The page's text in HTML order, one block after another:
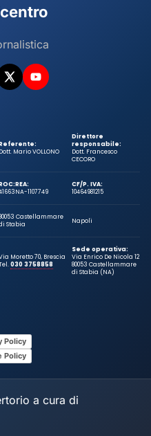
Dott. Mario VOLLONO
Direttore
responsabile:
Dott. Francesco
CECORO
REA:
NA-1107749
CF/P. IVA:
10464981215
Castellammare
Stabia
Napoli
Moretto 70, Brescia
030 3758858
Sede operativa:
Via Enrico De Nicola 12
80053 Castellammare
di Stabia (NA)
Policy
Policy
a cura di